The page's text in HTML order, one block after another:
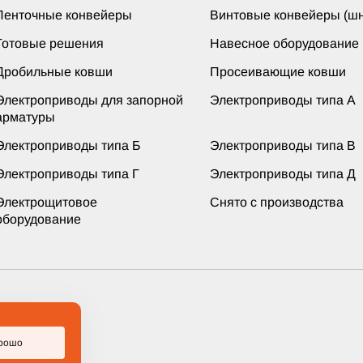
конвейеры Винтовые конвейеры
решения Навесное оборудование
ковши Просеивающие ковши
для запорной
Электроприводы типа А
типа Б Электроприводы типа В
типа Г Электроприводы типа Д
Снято с производства